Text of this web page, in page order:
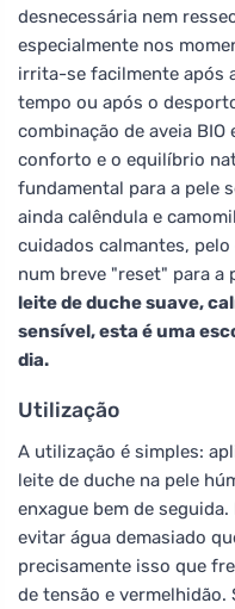
desnecessária nem
especialmente nos
irrita-se facilmente após
tempo ou após o
combinação de aveia
conforto e o equilíbrio
fundamental para a pele
ainda calêndula e
cuidados calmantes,
num breve "reset" para a
leite de duche suave,
sensível, esta é uma
dia.
Utilização
A utilização é simples:
leite de duche na pele
enxague bem de
evitar água demasiado
precisamente isso que
de tensão e